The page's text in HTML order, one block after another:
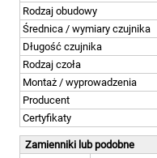
Rodzaj obudowy
Średnica / wymiary czujnika
Długość czujnika
Rodzaj czoła
Montaż / wyprowadzenia
Producent
Certyfikaty
Zamienniki lub podobne